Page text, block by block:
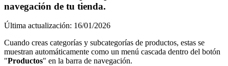
navegación de tu tienda.
Última actualización: 16/01/2026
Cuando creas categorías y subcategorías de productos, estas se
muestran automáticamente como un menú cascada dentro del botón
"Productos" en la barra de navegación.